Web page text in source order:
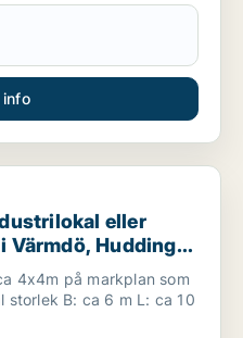
info
eller garage för uthyrning i
eller
Värmdö, Huddinge
4x4m på markplan som
B: ca 6 m L: ca 10